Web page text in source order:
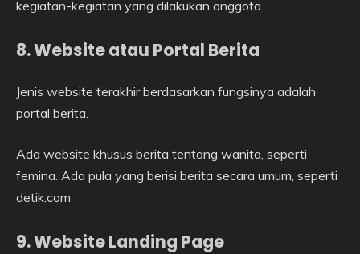
kegiatan-kegiatan yang dilakukan anggota.
8. Website atau Portal Berita
Jenis website terakhir berdasarkan fungsinya adalah
portal berita.
Ada website khusus berita tentang wanita, seperti
femina. Ada pula yang berisi berita secara umum, seperti
detik.com
9. Website Landing Page